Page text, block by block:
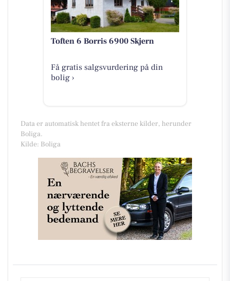
Toften 6 Borris 6900 Skjern
Få gratis salgsvurdering på din
bolig ›
Data er automatisk hentet fra eksterne kilder, herunder
Boliga.
Kilde: Boliga